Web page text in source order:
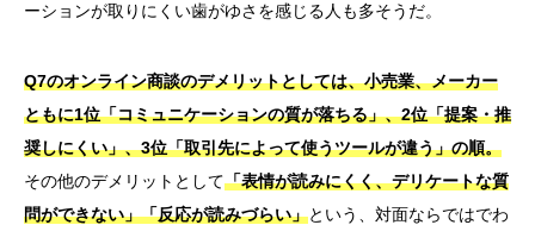
ーションが取りにくい歯がゆさを感じる人も多そうだ。
Q7のオンライン商談のデメリットとしては、小売業、メーカー
ともに1位「コミュニケーションの質が落ちる」、2位「提案・推
奨しにくい」、3位「取引先によって使うツールが違う」の順。
その他のデメリットとして「表情が読みにくく、デリケートな質
問ができない」「反応が読みづらい」という、対面ならではでわ